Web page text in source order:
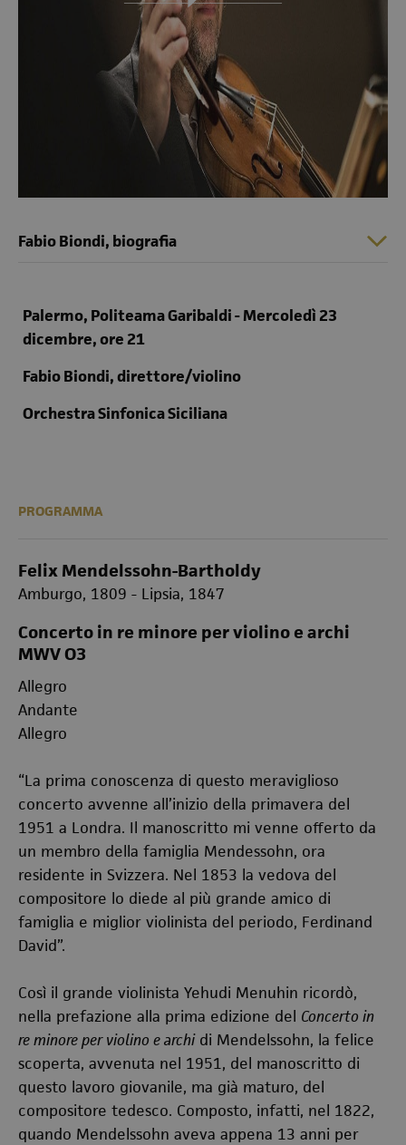
Fabio Biondi, biografia
Palermo, Politeama Garibaldi - Mercoledì 23
dicembre, ore 21
Fabio Biondi, direttore/violino
Orchestra Sinfonica Siciliana
PROGRAMMA
Felix Mendelssohn-Bartholdy
Amburgo, 1809 - Lipsia, 1847
Concerto in re minore per violino e archi
MWV O3
Allegro
Andante
Allegro
“La prima conoscenza di questo meraviglioso
concerto avvenne all’inizio della primavera del
1951 a Londra. Il manoscritto mi venne offerto da
un membro della famiglia Mendessohn, ora
residente in Svizzera. Nel 1853 la vedova del
compositore lo diede al più grande amico di
famiglia e miglior violinista del periodo, Ferdinand
David”.
Così il grande violinista Yehudi Menuhin ricordò,
nella prefazione alla prima edizione del Concerto in
re minore per violino e archidi Mendelssohn, la felice
scoperta, avvenuta nel 1951, del manoscritto di
questo lavoro giovanile, ma già maturo, del
compositore tedesco. Composto, infatti, nel 1822,
quando Mendelssohn aveva appena 13 anni per